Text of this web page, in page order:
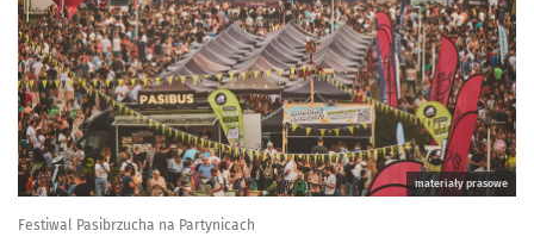
materiały prasowe
Festiwal Pasibrzucha na Partynicach